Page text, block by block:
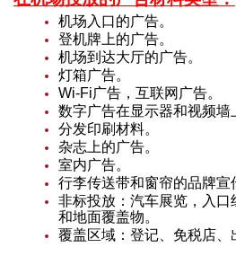
机场入口的广告。
登机牌上的广告。
机场到达大厅的广告。
灯箱广告。
Wi-Fi广告，互联网广告。
数字广告在显示器和视频墙
分发印刷材料。
杂志上的广告。
室内广告。
行李传送带和窗帘的品牌宣
非标投放：汽车展览，入
和地面覆盖物。
覆盖区域：登记、免税店、